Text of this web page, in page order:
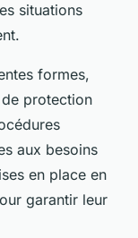
situations
formes,
de protection
aux besoins
en place en
garantir leur